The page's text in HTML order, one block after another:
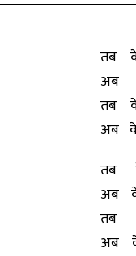
तब
अब
तब
अब
तब
अब
तब
अब